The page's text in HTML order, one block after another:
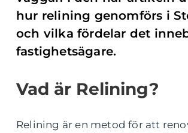
hur relining genomförs i
och vilka fördelar det
fastighetsägare.
Vad är Relining?
Relining är en metod för att